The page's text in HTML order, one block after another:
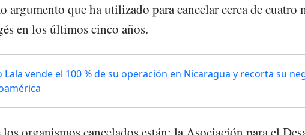
argumento que ha utilizado para cancelar cerca de cuatro
en los últimos cinco años.
Lala vende el 100 % de su operación en Nicaragua y recorta su